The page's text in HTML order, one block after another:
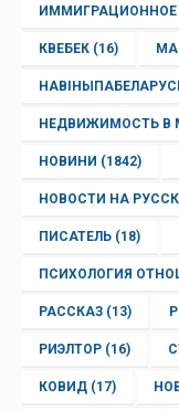
ИММИГРАЦИОННОЕ
КВЕБЕК (16)
НЕДВИЖИМОСТЬ В
НОВИНИ (1842)
НОВОСТИ НА
ПИСАТЕЛЬ (18)
ПСИХОЛОГИЯ
РАССКАЗ (13)
РИЭЛТОР (16)
КОВИД (17)